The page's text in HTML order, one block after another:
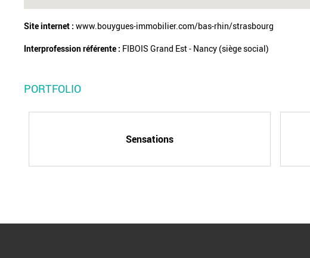
Site internet : www.bouygues-immobilier.com/bas-rhin/strasbourg
Interprofession référente : FIBOIS Grand Est - Nancy (siège social)
PORTFOLIO
Sensations